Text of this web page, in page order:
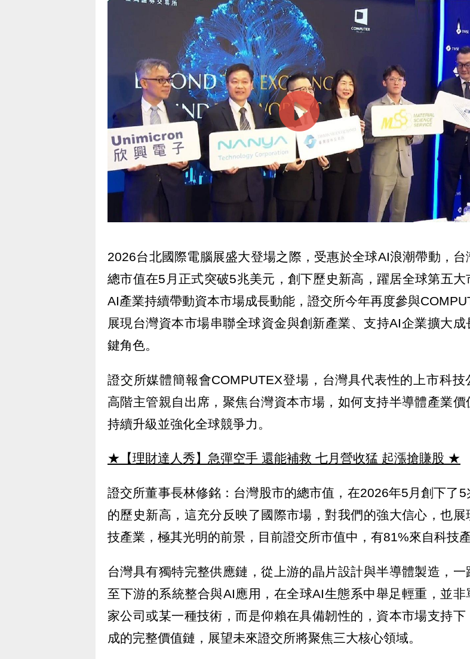
2026台北國際電腦展盛大登場之際，受惠於全球AI浪潮帶動，台
總市值在5月正式突破5兆美元，創下歷史新高，躍居全球第五大
AI產業持續帶動資本市場成長動能，證交所今年再度參與
展現台灣資本市場串聯全球資金與創新產業、支持AI企業擴大成
鍵角色。
證交所媒體簡報會COMPUTEX登場，台灣具代表性的上市科技
高階主管親自出席，聚焦台灣資本市場，如何支持半導體產業價
持續升級並強化全球競爭力。
★【理財達人秀】急彈空手 還能補救 七月營收猛 起漲搶賺股 ★
證交所董事長林修銘：台灣股市的總市值，在2026年5月創下了5
的歷史新高，這充分反映了國際市場，對我們的強大信心，也展
技產業，極其光明的前景，目前證交所市值中，有81%來自科技產
台灣具有獨特完整供應鏈，從上游的晶片設計與半導體製造，一
至下游的系統整合與AI應用，在全球AI生態系中舉足輕重，並非
家公司或某一種技術，而是仰賴在具備韌性的，資本市場支持下
成的完整價值鏈，展望未來證交所將聚焦三大核心領域。